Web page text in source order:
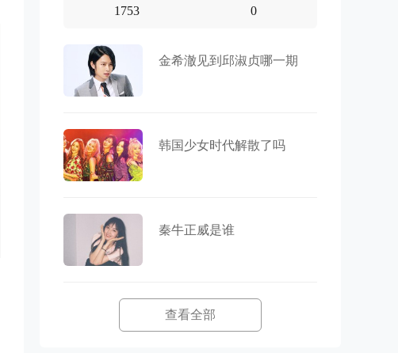
1753 0
金希澈见到邱淑贞哪一期
韩国少女时代解散了吗
秦牛正威是谁
查看全部